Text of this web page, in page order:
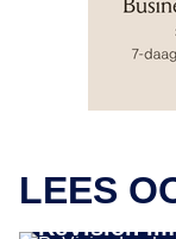
LEES
DELOITTE FAST 50
ReVision